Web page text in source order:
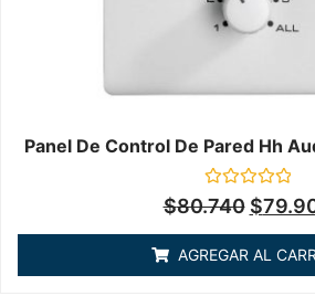
Panel De Control De Pared Hh
Valorado
en
de
5
$80.740 $
AGREGAR AL